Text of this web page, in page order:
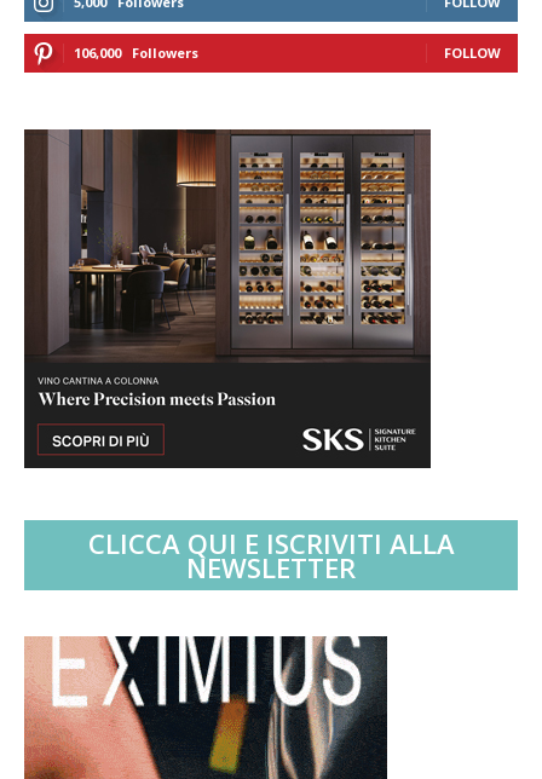
106,000 Followers FOLLOW
CLICCA QUI E ISCRIVITI ALLA
NEWSLETTER